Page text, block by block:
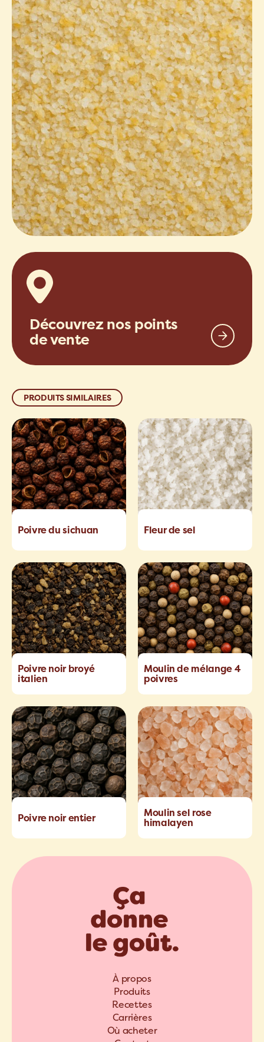
Découvrez nos points
de vente
PRODUITS SIMILAIRES
Poivre du sichuan Fleur de sel
Poivre noir broyé
italien
Moulin de mélange 4
poivres
Poivre noir entier
Moulin sel rose
himalayen
À propos
Produits
Recettes
Carrières
Où acheter